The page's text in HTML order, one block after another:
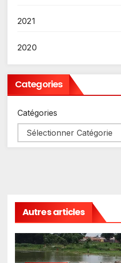
2021
2020
Categories
Catégories
Autres articles